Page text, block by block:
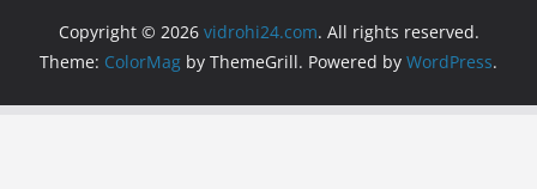
Copyright © 2026 vidrohi24.com. All rights reserved.
Theme: ColorMag by ThemeGrill. Powered by WordPress.